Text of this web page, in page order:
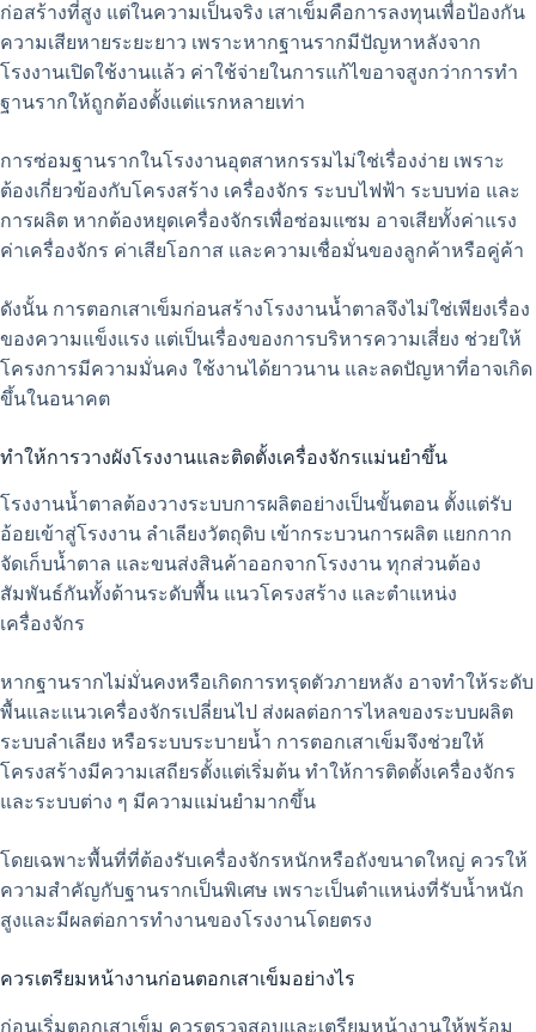
ก่อสร้างที่สูง แต่ในความเป็นจริง เสาเข็มคือการลงทุนเพื่อป้องกัน
ความเสียหายระยะยาว เพราะหากฐานรากมีปัญหาหลังจาก
โรงงานเปิดใช้งานแล้ว ค่าใช้จ่ายในการแก้ไขอาจสูงกว่าการทำ
ฐานรากให้ถูกต้องตั้งแต่แรกหลายเท่า
การซ่อมฐานรากในโรงงานอุตสาหกรรมไม่ใช่เรื่องง่าย เพราะ
ต้องเกี่ยวข้องกับโครงสร้าง เครื่องจักร ระบบไฟฟ้า ระบบท่อ และ
การผลิต หากต้องหยุดเครื่องจักรเพื่อซ่อมแซม อาจเสียทั้งค่าแรง
ค่าเครื่องจักร ค่าเสียโอกาส และความเชื่อมั่นของลูกค้าหรือคู่ค้า
ดังนั้น การตอกเสาเข็มก่อนสร้างโรงงานน้ำตาลจึงไม่ใช่เพียงเรื่อง
ของความแข็งแรง แต่เป็นเรื่องของการบริหารความเสี่ยง ช่วยให้
โครงการมีความมั่นคง ใช้งานได้ยาวนาน และลดปัญหาที่อาจเกิด
ขึ้นในอนาคต
ทำให้การวางผังโรงงานและติดตั้งเครื่องจักรแม่นยำขึ้น
โรงงานน้ำตาลต้องวางระบบการผลิตอย่างเป็นขั้นตอน ตั้งแต่รับ
อ้อยเข้าสู่โรงงาน ลำเลียงวัตถุดิบ เข้ากระบวนการผลิต แยกกาก
จัดเก็บน้ำตาล และขนส่งสินค้าออกจากโรงงาน ทุกส่วนต้อง
สัมพันธ์กันทั้งด้านระดับพื้น แนวโครงสร้าง และตำแหน่ง
เครื่องจักร
หากฐานรากไม่มั่นคงหรือเกิดการทรุดตัวภายหลัง อาจทำให้ระดับ
พื้นและแนวเครื่องจักรเปลี่ยนไป ส่งผลต่อการไหลของระบบผลิต
ระบบลำเลียง หรือระบบระบายน้ำ การตอกเสาเข็มจึงช่วยให้
โครงสร้างมีความเสถียรตั้งแต่เริ่มต้น ทำให้การติดตั้งเครื่องจักร
และระบบต่าง ๆ มีความแม่นยำมากขึ้น
โดยเฉพาะพื้นที่ที่ต้องรับเครื่องจักรหนักหรือถังขนาดใหญ่ ควรให้
ความสำคัญกับฐานรากเป็นพิเศษ เพราะเป็นตำแหน่งที่รับน้ำหนัก
สูงและมีผลต่อการทำงานของโรงงานโดยตรง
ควรเตรียมหน้างานก่อนตอกเสาเข็มอย่างไร
ก่อนเริ่มตอกเสาเข็ม ควรตรวจสอบและเตรียมหน้างานให้พร้อม